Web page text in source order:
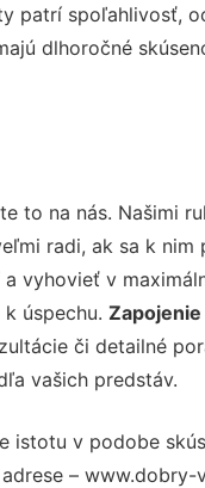
patrí spoľahlivosť,
dlhoročné
to na nás. Našimi
radi, ak sa k nim
vyhovieť v
úspechu.
či detailné
vašich predstáv.
istotu v podobe
– www.dobry-